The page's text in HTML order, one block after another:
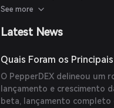
fornecidas nas fontes
See more
Latest News
Quais Foram os
O PepperDEX delineou um
lançamento e crescimento
beta, lançamento completo